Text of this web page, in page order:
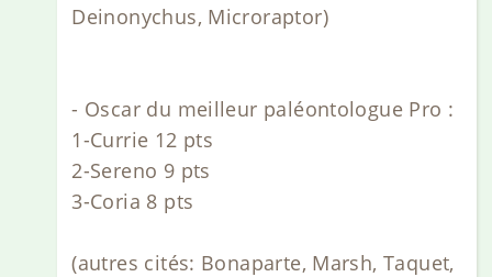
Deinonychus, Microraptor)
- Oscar du meilleur paléontologue Pro :
1-Currie 12 pts
2-Sereno 9 pts
3-Coria 8 pts
(autres cités: Bonaparte, Marsh, Taquet,